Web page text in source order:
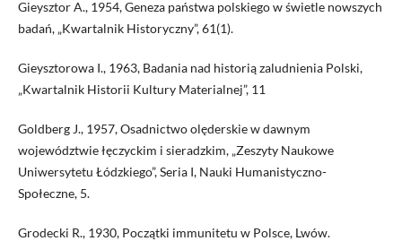
Gieysztor A., 1954, Geneza państwa polskiego w świetle nowszych
badań, „Kwartalnik Historyczny”, 61(1).
Gieysztorowa I., 1963, Badania nad historią zaludnienia Polski,
„Kwartalnik Historii Kultury Materialnej”, 11
Goldberg J., 1957, Osadnictwo olęderskie w dawnym
województwie łęczyckim i sieradzkim, „Zeszyty Naukowe
Uniwersytetu Łódzkiego”, Seria I, Nauki Humanistyczno-
Społeczne, 5.
Grodecki R., 1930, Początki immunitetu w Polsce, Lwów.